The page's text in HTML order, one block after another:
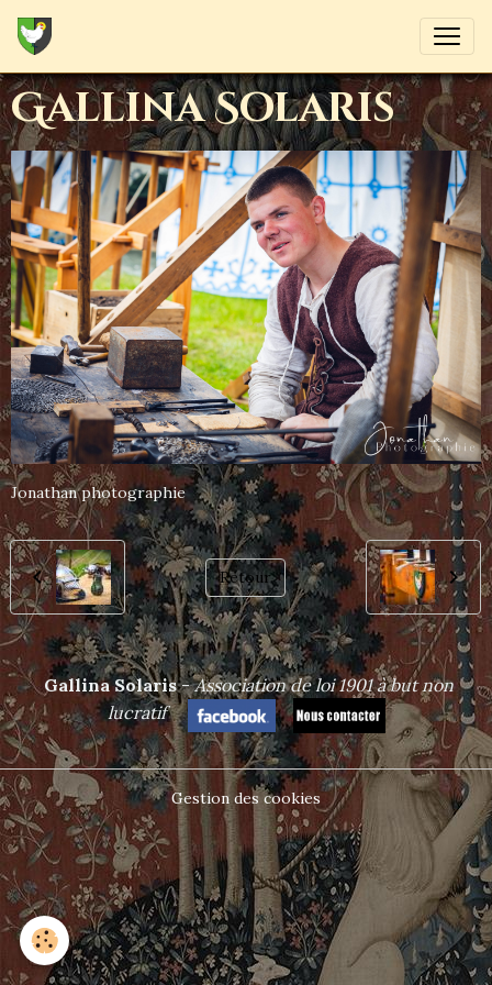
Gallina Solaris
Jonathan photographie
Retour
Gallina Solaris-Association de loi 1901 à but non
lucratif
Gestion des cookies